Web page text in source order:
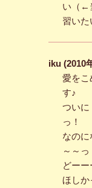
い（←
習いた
iku (2010
愛をこ
す♪
ついに
っ！
なの
～～っ
どー
ほしか